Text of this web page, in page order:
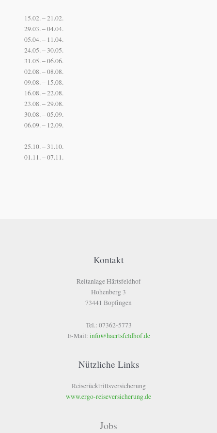
15.02. – 21.02.
29.03. – 04.04.
05.04. – 11.04.
24.05. – 30.05.
31.05. – 06.06.
02.08. – 08.08.
09.08. – 15.08.
16.08. – 22.08.
23.08. – 29.08.
30.08. – 05.09.
06.09. – 12.09.
25.10. – 31.10.
01.11. – 07.11.
Kontakt
Reitanlage Härtsfeldhof
Hohenberg 3
73441 Bopfingen
Tel.: 07362-5773
E-Mail: info@haertsfeldhof.de
Nützliche Links
Reiserücktrittsversicherung
www.ergo-reiseversicherung.de
Jobs